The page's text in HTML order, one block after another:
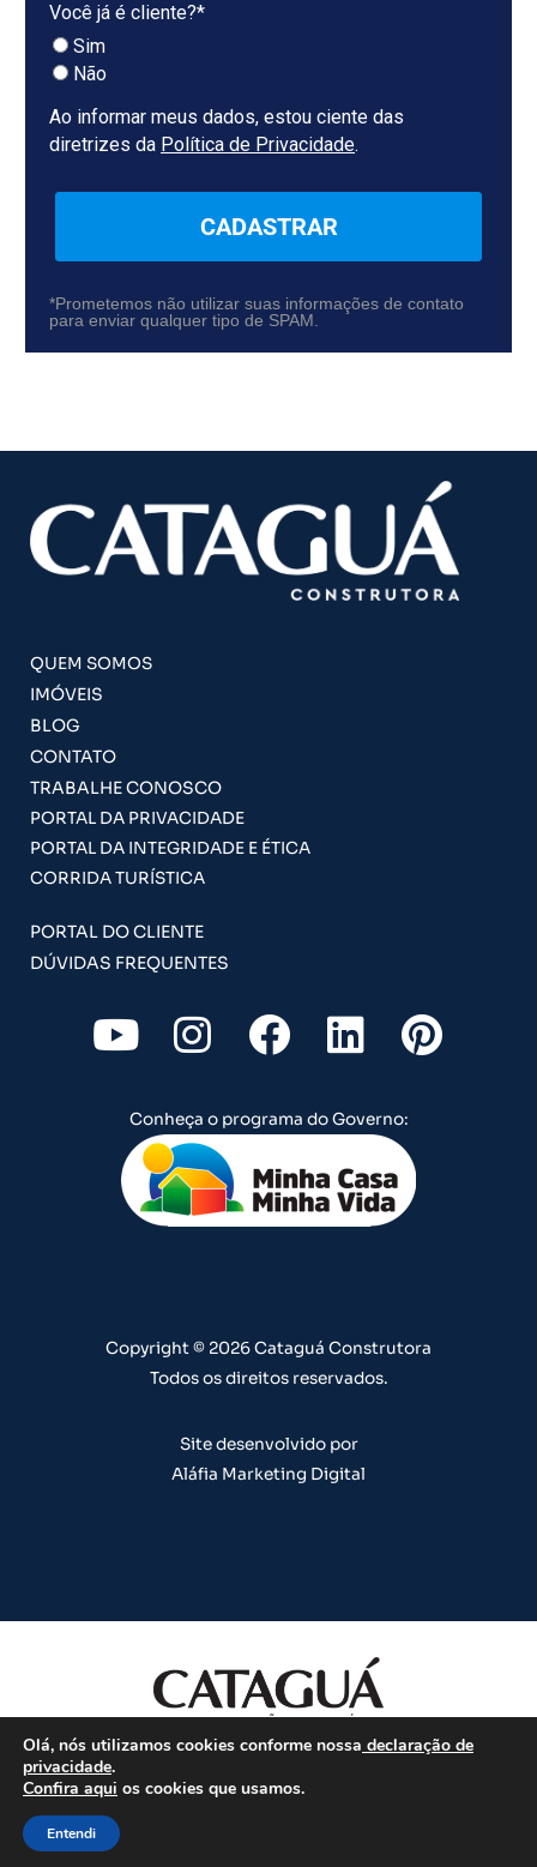
Você já é cliente?*
Sim
Não
Ao informar meus dados, estou ciente das
diretrizes da Política de Privacidade.
CADASTRAR
*Prometemos não utilizar suas informações de contato
para enviar qualquer tipo de SPAM.
QUEM SOMOS
IMÓVEIS
BLOG
CONTATO
TRABALHE CONOSCO
PORTAL DA PRIVACIDADE
PORTAL DA INTEGRIDADE E ÉTICA
CORRIDA TURÍSTICA
PORTAL DO CLIENTE
DÚVIDAS FREQUENTES
Y
o
u
t
u
b
I
n
s
t
a
g
m
F
a
c
e
b
o
L
i
n
k
e
d
P
i
t
Conheça o programa do Governo:
Copyright © 2026 Cataguá Construtora
Todos os direitos reservados.
Site desenvolvido por
Aláfia Marketing Digital
Olá, nós utilizamos cookies conforme nossa declaração de
privacidade.
Confira aqui os cookies que usamos.
Entendi